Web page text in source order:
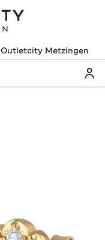
Outletcity Metzingen